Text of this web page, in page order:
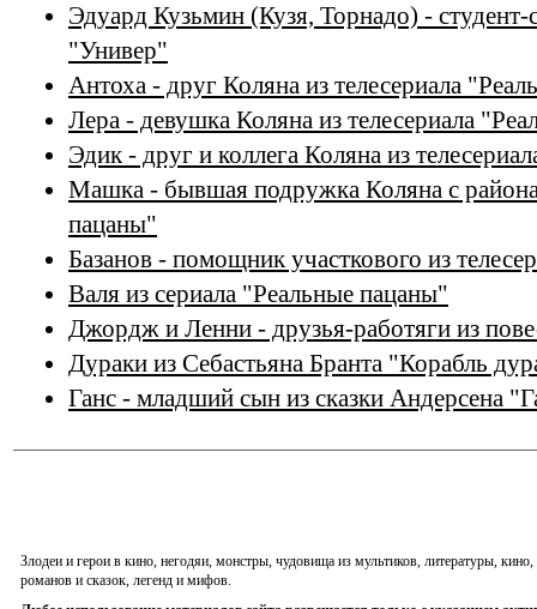
Эдуард Кузьмин (Кузя, Торнадо) - студент-
"Универ"
Антоха - друг Коляна из телесериала
Лера - девушка Коляна из телесериала
Эдик - друг и коллега Коляна из
Машка - бывшая подружка Коляна с района
пацаны"
Базанов - помощник участкового из
Валя из сериала "Реальные пацаны"
Джордж и Ленни - друзья-работяги из
Дураки из Себастьяна Бранта "Корабль
Ганс - младший сын из сказки Андерсена
Злодеи и герои в кино, негодяи, монстры, чудовища из мультиков, литературы,
романов и сказок, легенд и мифов.